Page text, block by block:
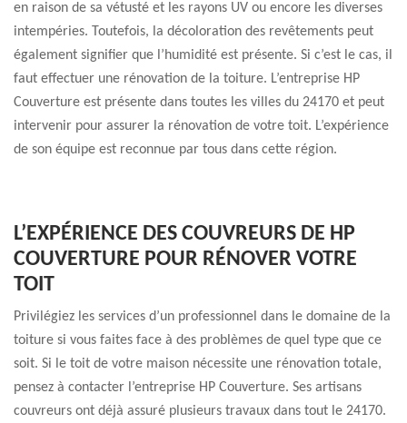
en raison de sa vétusté et les rayons UV ou encore les diverses
intempéries. Toutefois, la décoloration des revêtements peut
également signifier que l’humidité est présente. Si c’est le cas, il
faut effectuer une rénovation de la toiture. L’entreprise HP
Couverture est présente dans toutes les villes du 24170 et peut
intervenir pour assurer la rénovation de votre toit. L’expérience
de son équipe est reconnue par tous dans cette région.
L’EXPÉRIENCE DES COUVREURS DE HP
COUVERTURE POUR RÉNOVER VOTRE
TOIT
Privilégiez les services d’un professionnel dans le domaine de la
toiture si vous faites face à des problèmes de quel type que ce
soit. Si le toit de votre maison nécessite une rénovation totale,
pensez à contacter l’entreprise HP Couverture. Ses artisans
couvreurs ont déjà assuré plusieurs travaux dans tout le 24170.